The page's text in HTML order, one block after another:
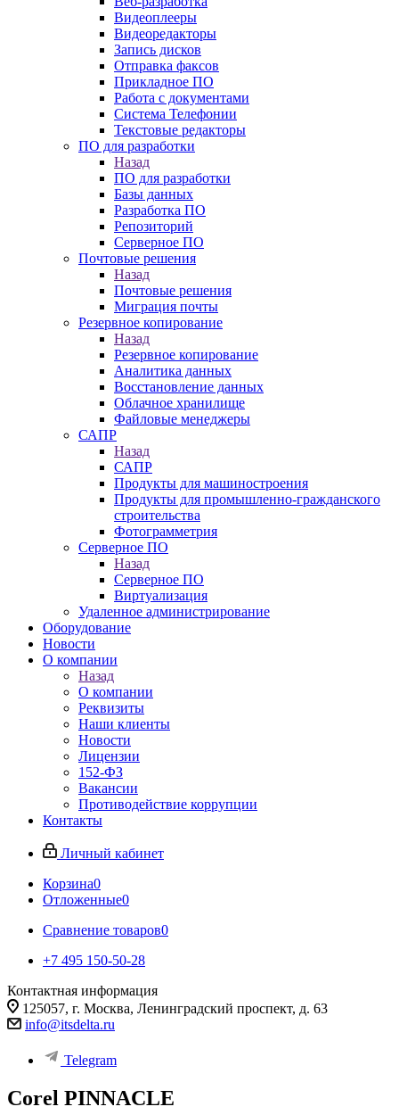
Видеоплееры
Видеоредакторы
Запись дисков
Отправка факсов
Прикладное ПО
Работа с документами
Система Телефонии
Текстовые редакторы
ПО для разработки
Назад
ПО для разработки
Базы данных
Разработка ПО
Репозиторий
Серверное ПО
Почтовые решения
Назад
Почтовые решения
Миграция почты
Резервное копирование
Назад
Резервное копирование
Аналитика данных
Восстановление данных
Облачное хранилище
Файловые менеджеры
САПР
Назад
САПР
Продукты для машиностроения
Продукты для промышленно-гражданского
строительства
Фотограмметрия
Серверное ПО
Назад
Серверное ПО
Виртуализация
Удаленное администрирование
Оборудование
Новости
О компании
Назад
О компании
Реквизиты
Наши клиенты
Новости
Лицензии
152-ФЗ
Вакансии
Противодействие коррупции
Контакты
Личный кабинет
Корзина0
Отложенные0
Сравнение товаров0
+7 495 150-50-28
Контактная информация
125057, г. Москва, Ленинградский проспект, д. 63
info@itsdelta.ru
Telegram
Corel PINNACLE